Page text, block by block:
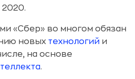
«Сбер» во многом обязан
новых технологий и
на основе
.